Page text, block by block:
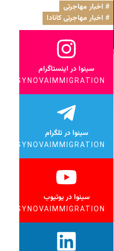
سینوا در اینستاگرام
SYNOVAIMMIGRATION
سینوا در تلگرام
SYNOVAIMMIGRATION
سینوا در یوتیوب
SYNOVAIMMIGRATION
اخبار مهاجرتی
اخبار مهاجرتی کانادا